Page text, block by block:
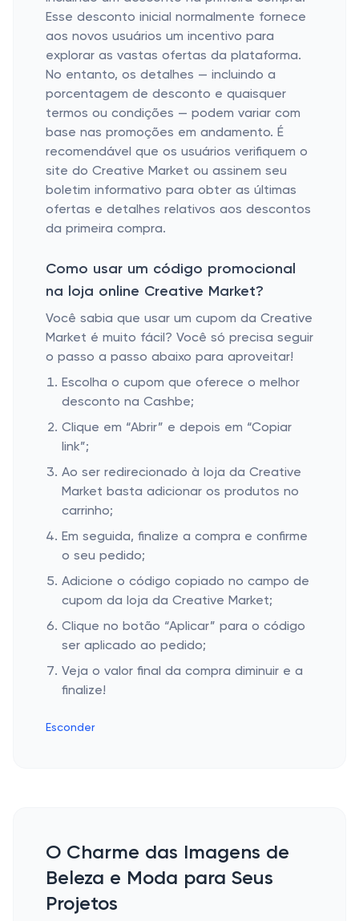
Esse desconto inicial normalmente fornece
aos novos usuários um incentivo para
explorar as vastas ofertas da plataforma.
No entanto, os detalhes — incluindo a
porcentagem de desconto e quaisquer
termos ou condições — podem variar com
base nas promoções em andamento. É
recomendável que os usuários verifiquem o
site do Creative Market ou assinem seu
boletim informativo para obter as últimas
ofertas e detalhes relativos aos descontos
da primeira compra.
Como usar um código promocional
na loja online Creative Market?
Você sabia que usar um cupom da Creative
Market é muito fácil? Você só precisa seguir
o passo a passo abaixo para aproveitar!
Escolha o cupom que oferece o melhor
desconto na Cashbe;
Clique em “Abrir” e depois em “Copiar
link”;
Ao ser redirecionado à loja da Creative
Market basta adicionar os produtos no
carrinho;
Em seguida, finalize a compra e confirme
o seu pedido;
Adicione o código copiado no campo de
cupom da loja da Creative Market;
Clique no botão “Aplicar” para o código
ser aplicado ao pedido;
Veja o valor final da compra diminuir e a
finalize!
Esconder
O Charme das Imagens de
Beleza e Moda para Seus
Projetos